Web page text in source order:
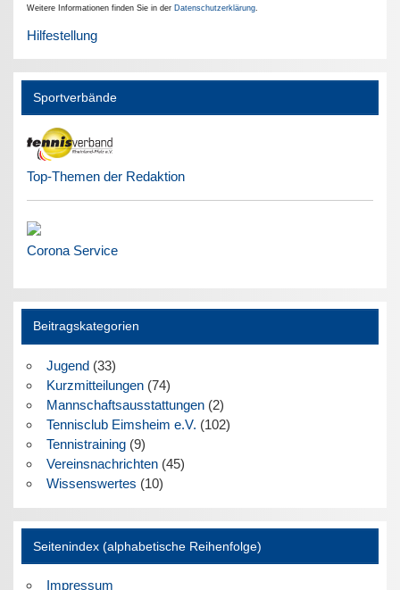
Weitere Informationen finden Sie in der Datenschutzerklärung.
Hilfestellung
Sportverbände
Top-Themen der Redaktion
Corona Service
Beitragskategorien
Jugend (33)
Kurzmitteilungen(74)
Mannschaftsausstattungen(2)
Tennisclub Eimsheim e.V. (102)
Tennistraining(9)
Vereinsnachrichten(45)
Wissenswertes (10)
Seitenindex (alphabetische Reihenfolge)
Impressum